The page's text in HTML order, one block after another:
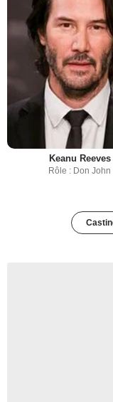
Keanu Reeves
Rôle : Don John